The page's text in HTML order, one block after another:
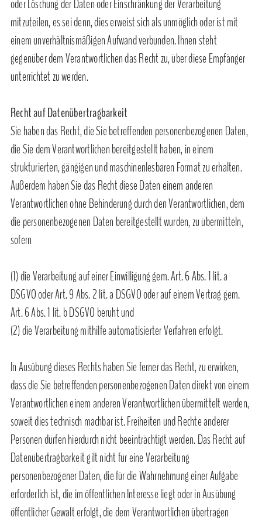
oder Löschung der Daten oder Einschränkung der Verarbeitung
mitzuteilen, es sei denn, dies erweist sich als unmöglich oder ist mit
einem unverhältnismäßigen Aufwand verbunden. Ihnen steht
gegenüber dem Verantwortlichen das Recht zu, über diese Empfänger
unterrichtet zu werden.
Recht auf Datenübertragbarkeit
Sie haben das Recht, die Sie betreffenden personenbezogenen Daten,
die Sie dem Verantwortlichen bereitgestellt haben, in einem
strukturierten, gängigen und maschinenlesbaren Format zu erhalten.
Außerdem haben Sie das Recht diese Daten einem anderen
Verantwortlichen ohne Behinderung durch den Verantwortlichen, dem
die personenbezogenen Daten bereitgestellt wurden, zu übermitteln,
sofern
(1) die Verarbeitung auf einer Einwilligung gem. Art. 6 Abs. 1 lit. a
DSGVO oder Art. 9 Abs. 2 lit. a DSGVO oder auf einem Vertrag gem.
Art. 6 Abs. 1 lit. b DSGVO beruht und
(2) die Verarbeitung mithilfe automatisierter Verfahren erfolgt.
In Ausübung dieses Rechts haben Sie ferner das Recht, zu erwirken,
dass die Sie betreffenden personenbezogenen Daten direkt von einem
Verantwortlichen einem anderen Verantwortlichen übermittelt werden,
soweit dies technisch machbar ist. Freiheiten und Rechte anderer
Personen dürfen hierdurch nicht beeinträchtigt werden. Das Recht auf
Datenübertragbarkeit gilt nicht für eine Verarbeitung
personenbezogener Daten, die für die Wahrnehmung einer Aufgabe
erforderlich ist, die im öffentlichen Interesse liegt oder in Ausübung
öffentlicher Gewalt erfolgt, die dem Verantwortlichen übertragen